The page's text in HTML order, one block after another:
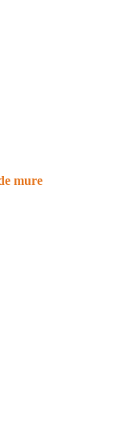
mure